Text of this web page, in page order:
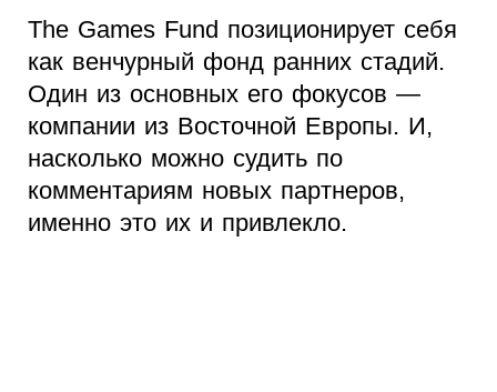
The Games Fund позиционирует себя
как венчурный фонд ранних стадий.
Один из основных его фокусов —
компании из Восточной Европы. И,
насколько можно судить по
комментариям новых партнеров,
именно это их и привлекло.